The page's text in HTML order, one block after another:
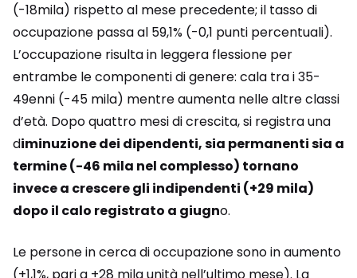
(-18mila) rispetto al mese precedente; il tasso di
occupazione passa al 59,1% (-0,1 punti percentuali).
L’occupazione risulta in leggera flessione per
entrambe le componenti di genere: cala tra i 35-
49enni (-45 mila) mentre aumenta nelle altre classi
d’età. Dopo quattro mesi di crescita, si registra una
diminuzione dei dipendenti, sia permanenti sia a
termine (-46 mila nel complesso) tornano
invece a crescere gli indipendenti (+29 mila)
dopo il calo registrato a giugno.
Le persone in cerca di occupazione sono in aumento